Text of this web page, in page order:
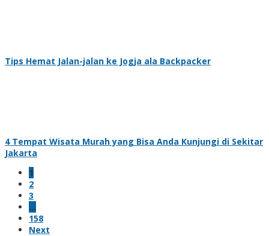
Tips Hemat Jalan-jalan ke Jogja ala Backpacker
4 Tempat Wisata Murah yang Bisa Anda Kunjungi di Sekitar
Jakarta
1
2
3
…
158
Next